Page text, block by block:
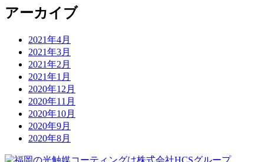
アーカイブ
2021年4月
2021年3月
2021年2月
2021年1月
2020年12月
2020年11月
2020年10月
2020年9月
2020年8月